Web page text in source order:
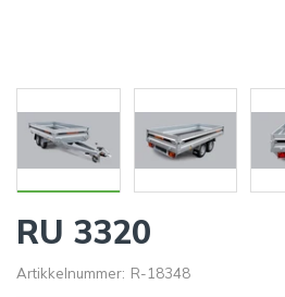
RU 3320
Artikkelnummer: R-18348